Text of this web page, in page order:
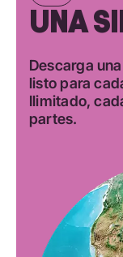
UNA
Descarga
listo para
Ilimitado,
partes.